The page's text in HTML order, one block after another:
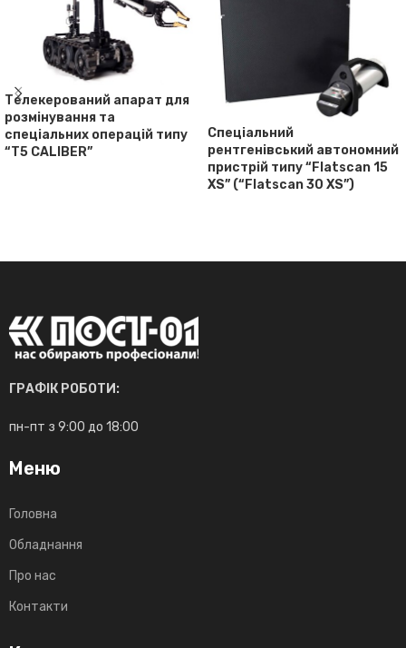
Телекерований апарат для
розмінування та
спеціальних операцій типу
“T5 CALIBER”
Спеціальний
рентгенівський автономний
пристрій типу “Flatscan 15
XS” (“Flatscan 30 XS”)
ГРАФІК РОБОТИ:
пн-пт з 9:00 до 18:00
Меню
Головна
Обладнання
Про нас
Контакти